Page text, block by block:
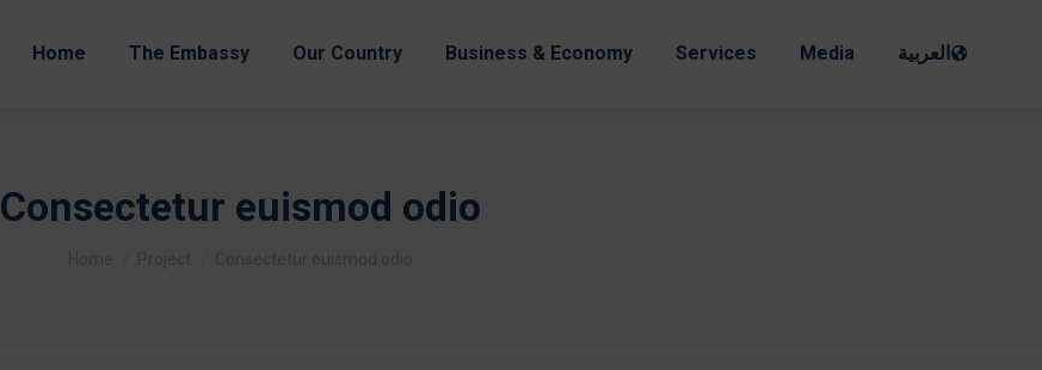
Home The Embassy Our Country Business & Economy Services Media العربية
Consectetur euismod odio